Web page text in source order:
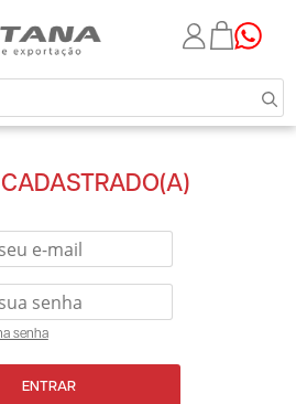
senha
ENTRAR